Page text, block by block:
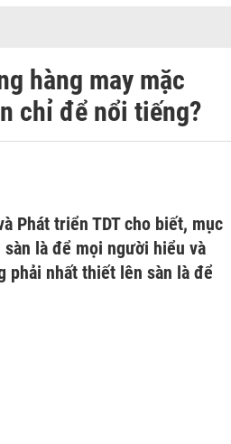
hàng may mặc
chỉ để nổi tiếng?
Phát triển TDT cho biết, mục
là để mọi người hiểu và
phải nhất thiết lên sàn là để